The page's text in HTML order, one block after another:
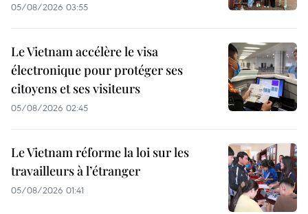
05/08/2026 03:55
Le Vietnam accélère le visa
électronique pour protéger ses
citoyens et ses visiteurs
05/08/2026 02:45
Le Vietnam réforme la loi sur les
travailleurs à l’étranger
05/08/2026 01:41